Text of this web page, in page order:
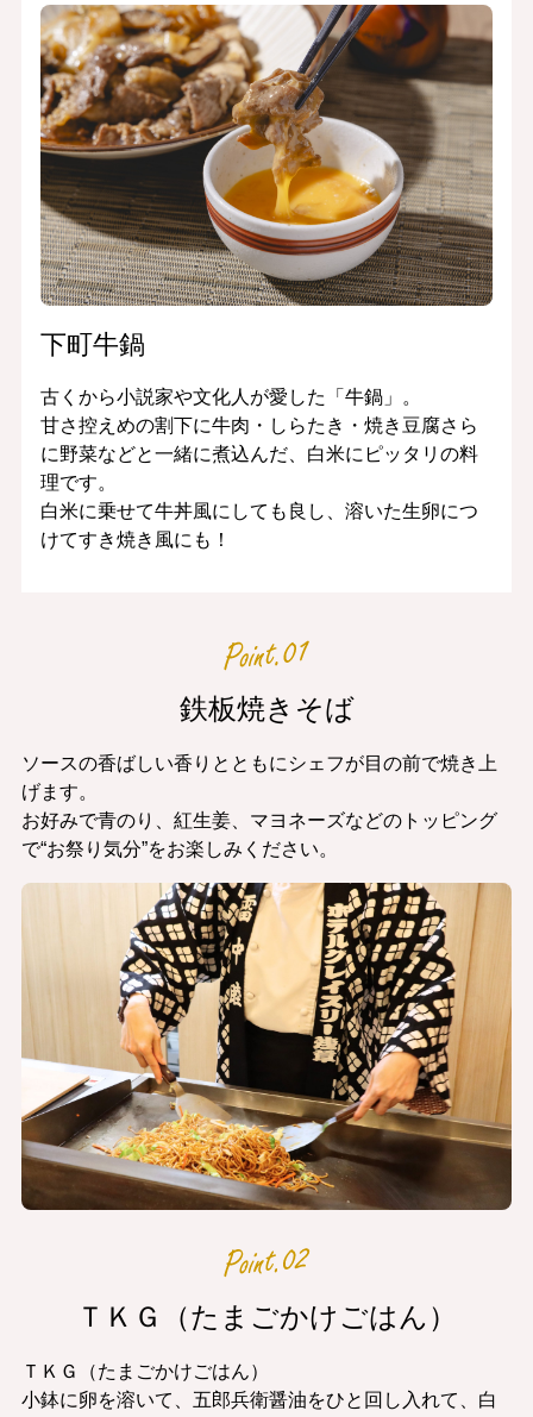
下町牛鍋
古くから小説家や文化人が愛した「牛鍋」。
甘さ控えめの割下に牛肉・しらたき・焼き豆腐さら
に野菜などと一緒に煮込んだ、白米にピッタリの料
理です。
白米に乗せて牛丼風にしても良し、溶いた生卵につ
けてすき焼き風にも！
鉄板焼きそば
ソースの香ばしい香りとともにシェフが目の前で焼き上
げます。
お好みで青のり、紅生姜、マヨネーズなどのトッピング
で“お祭り気分”をお楽しみください。
ＴＫＧ（たまごかけごはん）
ＴＫＧ（たまごかけごはん）
小鉢に卵を溶いて、五郎兵衛醤油をひと回し入れて、白